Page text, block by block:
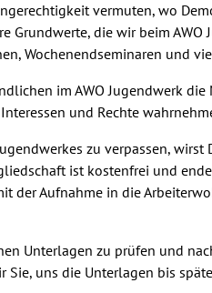
vermuten, wo
Grundwerte, die wir beim
Wochenendseminaren und
im AWO Jugendwerk
und Rechte
zu verpassen,
ist kostenfrei und
der Aufnahme in die
Unterlagen zu prüfen und
uns die Unterlagen bis